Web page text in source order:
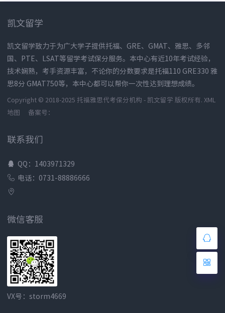
凯文留学
凯文留学致力于为广大学子提供托福、GRE、GMAT、雅思、多邻
国、PTE、LSAT等留学考试保分服务。本中心有近10年考试经验，
技术娴熟，考手资源丰富，不论你的分数要求是托福110 GRE330 雅
思8分 GMAT750等，本中心都可以帮你一次性达到理想成绩。
Copyright © 2018-2025 托福雅思代考保分机构 - 凯文留学 版权所有. XML
地图
备案号：
联系我们
QQ：1403971329
电话：0731-88886666
微信客服
VX号：storm4669